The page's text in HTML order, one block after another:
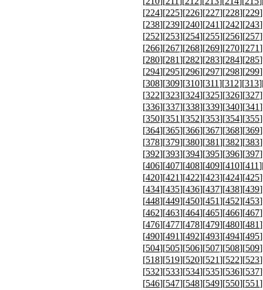
[224][225][226][227][228][229
[238][239][240][241][242][243
[252][253][254][255][256][257
[266][267][268][269][270][271
[280][281][282][283][284][285
[294][295][296][297][298][299
[308][309][310][311][312][313
[322][323][324][325][326][327
[336][337][338][339][340][341
[350][351][352][353][354][355
[364][365][366][367][368][369
[378][379][380][381][382][383
[392][393][394][395][396][397
[406][407][408][409][410][411
[420][421][422][423][424][425
[434][435][436][437][438][439
[448][449][450][451][452][453
[462][463][464][465][466][467
[476][477][478][479][480][481
[490][491][492][493][494][495
[504][505][506][507][508][509
[518][519][520][521][522][523
[532][533][534][535][536][537
[546][547][548][549][550][551